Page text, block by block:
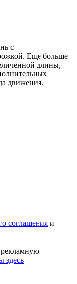
с
Еще больше
длины,
движения.
соглашения и
здесь